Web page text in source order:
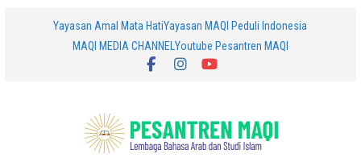
Yayasan Amal Mata HatiYayasan MAQI Peduli Indonesia
MAQI MEDIA CHANNEL Youtube Pesantren MAQI